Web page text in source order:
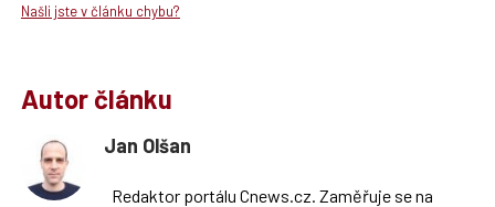
Našli jste v článku chybu?
Autor článku
Jan Olšan
Redaktor portálu Cnews.cz. Zaměřuje se na